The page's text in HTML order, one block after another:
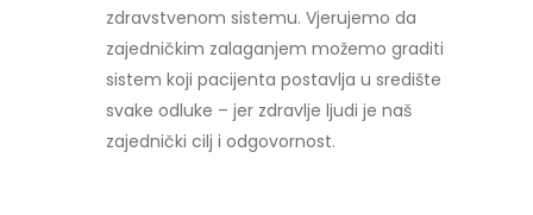
zdravstvenom sistemu. Vjerujemo da
zajedničkim zalaganjem možemo graditi
sistem koji pacijenta postavlja u središte
svake odluke – jer zdravlje ljudi je naš
zajednički cilj i odgovornost.